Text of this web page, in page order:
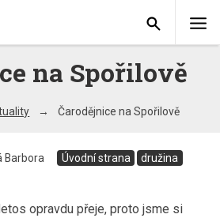
na Spořilově
Čarodějnice na Spořilově
Barbora Úvodní strana družina
opravdu přeje, proto jsme si